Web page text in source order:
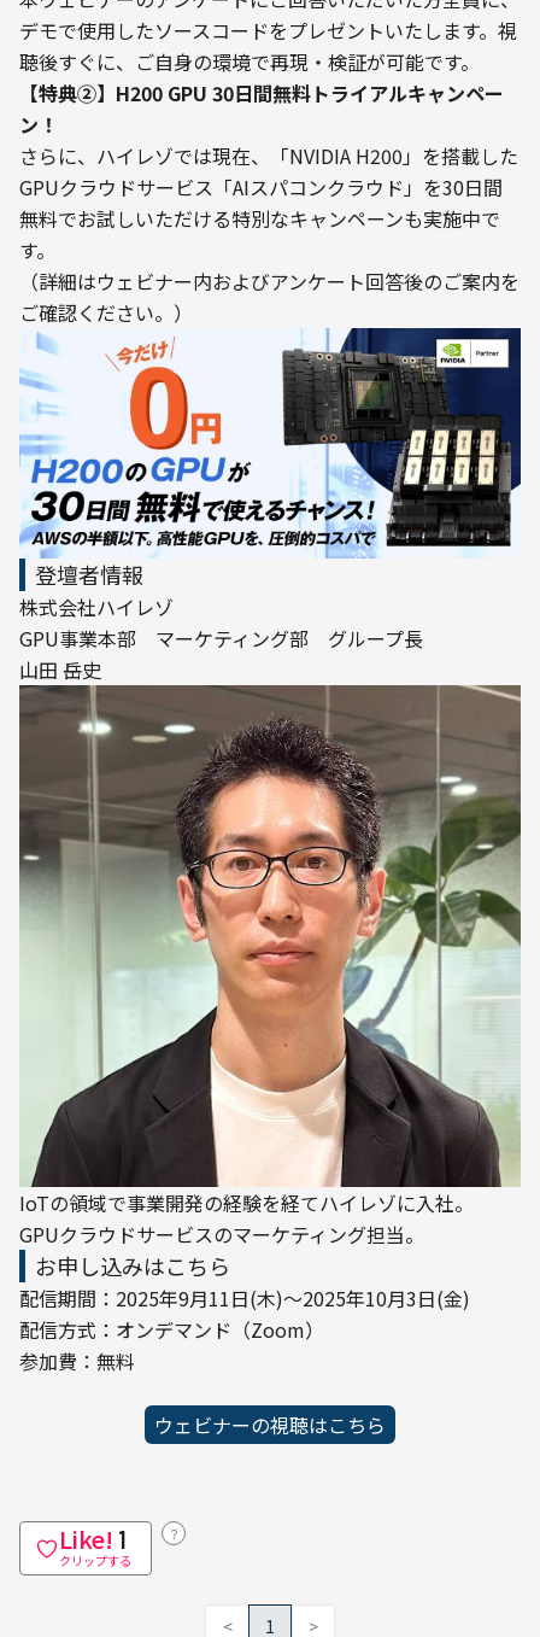
デモで使用したソースコードをプレゼントいたします。視
聴後すぐに、ご自身の環境で再現・検証が可能です。
【特典②】H200 GPU 30日間無料トライアルキャンペー
ン！
さらに、ハイレゾでは現在、「NVIDIA H200」を搭載した
GPUクラウドサービス「AIスパコンクラウド」を30日間
無料でお試しいただける特別なキャンペーンも実施中で
す。
（詳細はウェビナー内およびアンケート回答後のご案内を
ご確認ください。）
登壇者情報
株式会社ハイレゾ
GPU事業本部　マーケティング部　グループ長
山田 岳史
IoTの領域で事業開発の経験を経てハイレゾに入社。
GPUクラウドサービスのマーケティング担当。
お申し込みはこちら
配信期間：2025年9月11日(木)〜2025年10月3日(金)
配信方式：オンデマンド（Zoom）
参加費：無料
ウェビナーの視聴はこちら
Like! 1
クリップする
？
< 1 >